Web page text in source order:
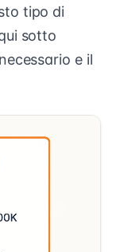
tipo di
sotto
e il